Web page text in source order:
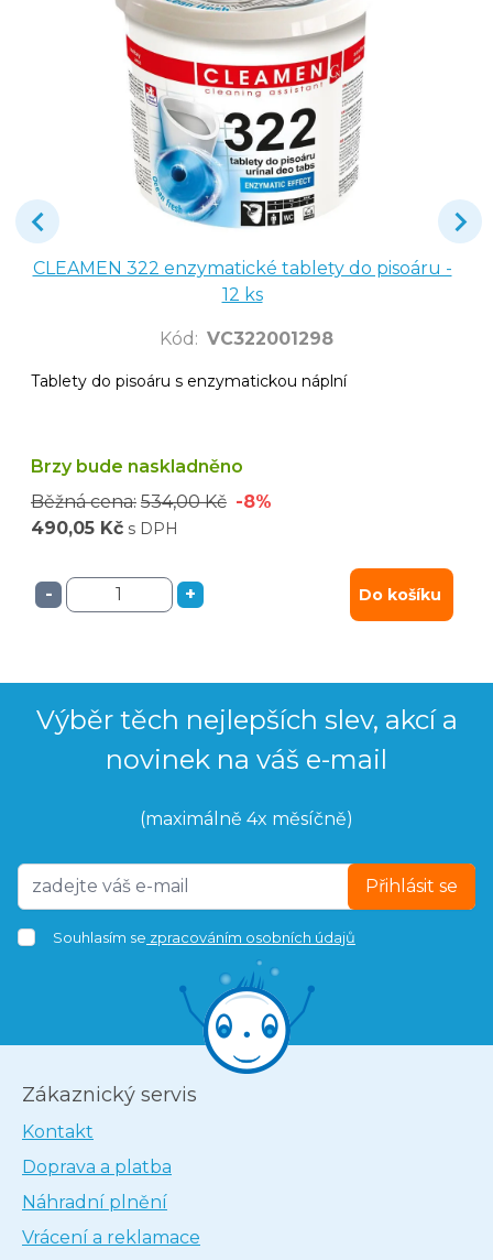
CLEAMEN 322 enzymatické tablety do pisoáru -
12 ks
Kód : VC322001298
Tablety do pisoáru s enzymatickou náplní
Brzy bude naskladněno
Běžná cena: 534,00 Kč -8%
490,05 Kč s DPH
- + Do košíku
Výběr těch nejlepších slev, akcí a
novinek na váš e-mail
(maximálně 4x měsíčně)
Přihlásit se
Souhlasím se zpracováním osobních údajů
Zákaznický servis
Kontakt
Doprava a platba
Náhradní plnění
Vrácení a reklamace